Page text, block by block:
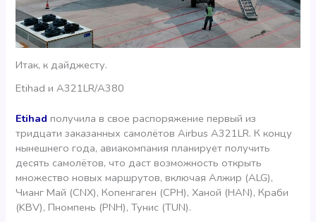
Итак, к дайджесту.
Etihad и A321LR/A380
Etihadполучила в свое распоряжение первый из
тридцати заказанных самолётов Airbus A321LR. К концу
нынешнего года, авиакомпания планирует получить
десять самолётов, что даст возможность открыть
множество новых маршрутов, включая Алжир (ALG),
Чианг Май (CNX), Копенгаген (CPH), Ханой (HAN), Краби
(KBV), Пномпень (PNH), Тунис (TUN).